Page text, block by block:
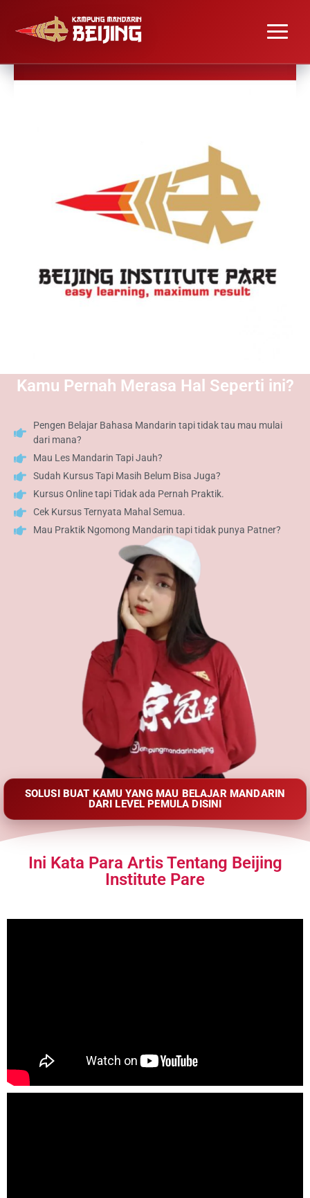
LES ONLINE MANDARIN
Kamu Pernah Merasa Hal Seperti ini?
Pengen Belajar Bahasa Mandarin tapi tidak tau mau mulai
dari mana?
Mau Les Mandarin Tapi Jauh?
Sudah Kursus Tapi Masih Belum Bisa Juga?
Kursus Online tapi Tidak ada Pernah Praktik.
Cek Kursus Ternyata Mahal Semua.
Mau Praktik Ngomong Mandarin tapi tidak punya Patner?
SOLUSI BUAT KAMU YANG MAU BELAJAR MANDARIN
DARI LEVEL PEMULA DISINI
Ini Kata Para Artis Tentang Beijing
Institute Pare